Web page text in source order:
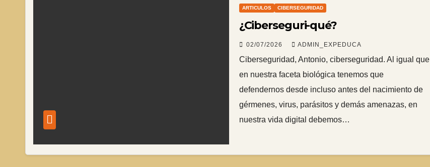
ARTICULOS CIBERSEGURIDAD
¿Ciberseguri-qué?
02/07/2026 ADMIN_EXPEDUCA
Ciberseguridad, Antonio, ciberseguridad. Al igual que
en nuestra faceta biológica tenemos que
defendernos desde incluso antes del nacimiento de
gérmenes, virus, parásitos y demás amenazas, en
nuestra vida digital debemos…